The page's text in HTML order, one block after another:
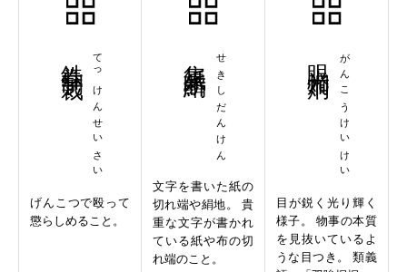
てっけんせいさい
げんこつで殴って
懲らしめること。
せきしだんけん
文字を書いた紙の
切れ端や絹地。 貴
重な文字が書かれ
ている紙や布の切
れ端のこと。
がんこうけいけい
目が鋭く光り輝く
様子。 物事の本質
を見抜いているよ
うな目つき。 類義